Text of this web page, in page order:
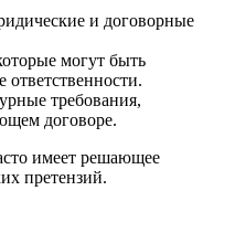
и договорные
могут быть
ответственности.
требования,
договоре.
имеет решающее
претензий.